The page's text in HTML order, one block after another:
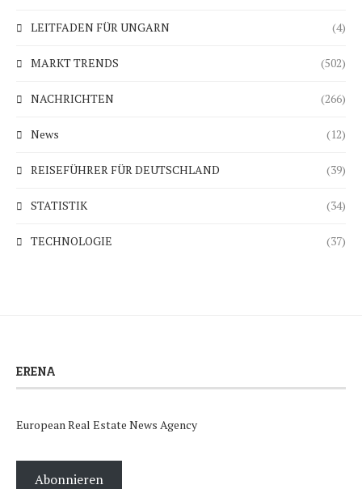
LEITFADEN FÜR UNGARN (4)
MARKT TRENDS (502)
NACHRICHTEN (266)
News (12)
REISEFÜHRER FÜR DEUTSCHLAND (39)
STATISTIK (34)
TECHNOLOGIE (37)
ERENA
European Real Estate News Agency
Abonnieren